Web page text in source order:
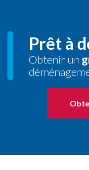
Prêt à
Obtenir un